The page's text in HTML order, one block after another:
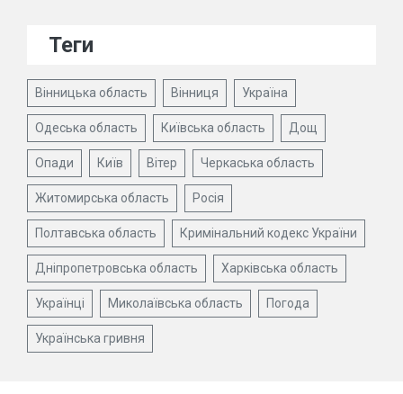
Теги
Вінницька область Вінниця Україна
Одеська область Київська область Дощ
Опади Київ Вітер Черкаська область
Житомирська область Росія
Полтавська область Кримінальний кодекс України
Дніпропетровська область Харківська область
Українці Миколаївська область Погода
Українська гривня